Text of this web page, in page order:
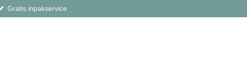
Gratis inpakservice